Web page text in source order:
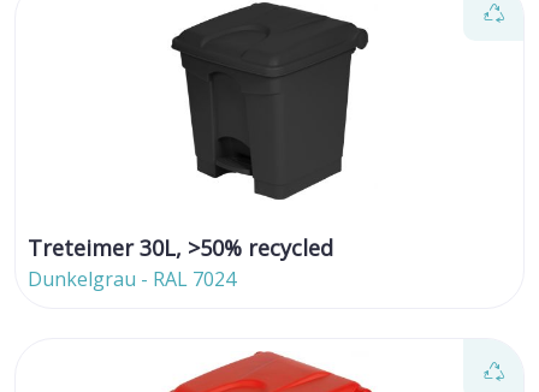
Treteimer 30L, >50% recycled
Dunkelgrau - RAL 7024